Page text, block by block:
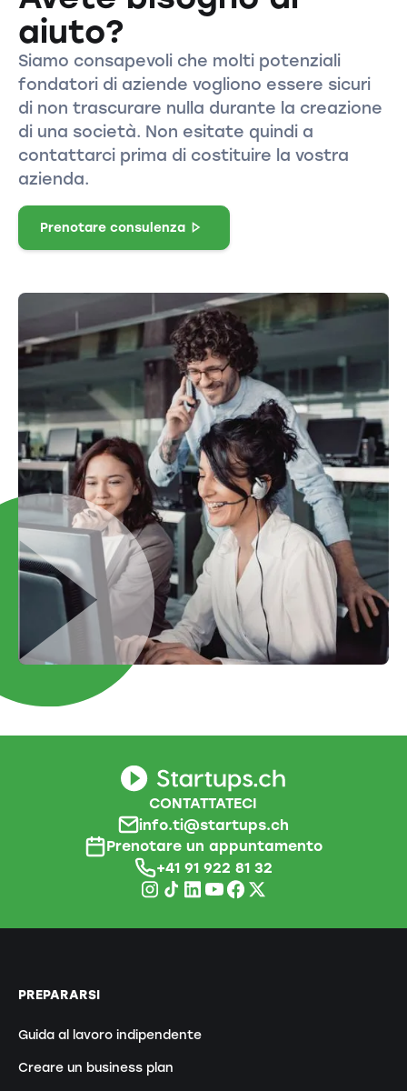
aiuto?
Siamo consapevoli che molti potenziali
fondatori di aziende vogliono essere sicuri
di non trascurare nulla durante la creazione
di una società. Non esitate quindi a
contattarci prima di costituire la vostra
azienda.
Prenotare consulenza
CONTATTATECI
info.ti@startups.ch
Prenotare un appuntamento
+41 91 922 81 32
PREPARARSI
Guida al lavoro indipendente
Creare un business plan